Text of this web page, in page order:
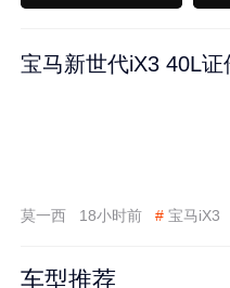
宝马新世代iX3 40L
莫一西 18小时前 # 宝马iX3
车型推荐